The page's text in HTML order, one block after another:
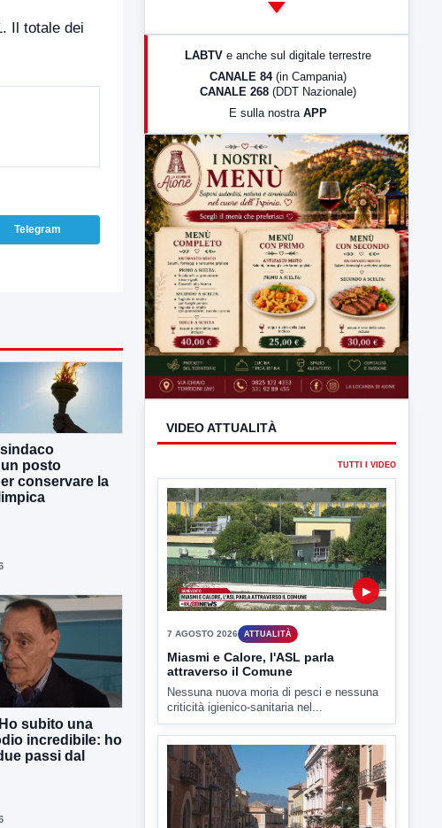
Il totale dei
Telegram
posto
conservare la
subito una
incredibile: ho
passi dal
LabNews (Diretta)
23:00 LabNews (replica)
LABTV e anche sul digitale terrestre
CANALE 84 (in Campania)
CANALE 268 (DDT Nazionale)
E sulla nostra APP
VIDEO ATTUALITÀ
▶
7 AGOSTO 2026 ATTUALITÀ